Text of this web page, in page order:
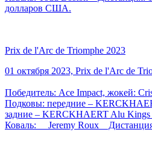
долларов США.
Prix de l'Arc de Triomphe 2023
01 октября 2023, Prix de l'Arc de
Победитель: Ace Impact, жокей:
Подковы: передние –
задние – KERCKHAERT Alu Kings
Коваль: Jeremy Roux